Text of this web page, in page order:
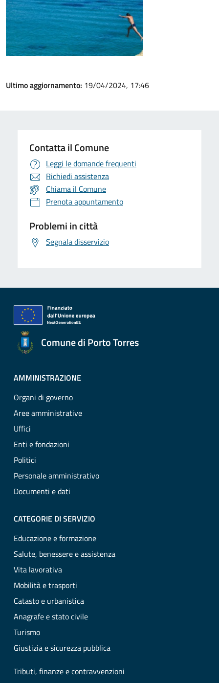
Ultimo aggiornamento: 19/04/2024, 17:46
Contatta il Comune
Leggi le domande frequenti
Richiedi assistenza
Chiama il Comune
Prenota appuntamento
Problemi in città
Segnala disservizio
Comune di Porto Torres
AMMINISTRAZIONE
Organi di governo
Aree amministrative
Uffici
Enti e fondazioni
Politici
Personale amministrativo
Documenti e dati
CATEGORIE DI SERVIZIO
Educazione e formazione
Salute, benessere e assistenza
Vita lavorativa
Mobilità e trasporti
Catasto e urbanistica
Anagrafe e stato civile
Turismo
Giustizia e sicurezza pubblica
Tributi, finanze e contravvenzioni